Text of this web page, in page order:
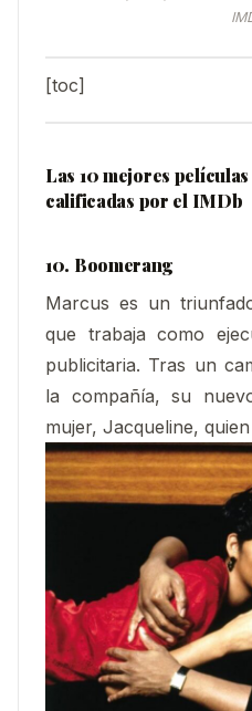
[toc]
Las 10 mejores
calificadas por el IMDb
10. Boomerang
Marcus es un
que trabaja como
publicitaria. Tras un
la compañía, su
mujer, Jacqueline,